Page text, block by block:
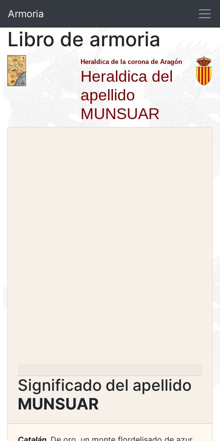
Armoria
Libro de armoria
Heraldica de la corona de Aragón
Heraldica del
apellido
MUNSUAR
Significado del apellido
MUNSUAR